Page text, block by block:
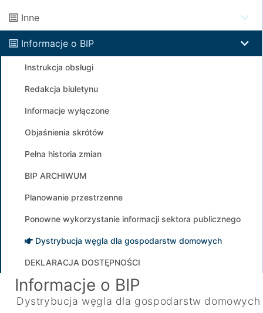
Inne
Informacje o BIP
Instrukcja obsługi
Redakcja biuletynu
Informacje wyłączone
Objaśnienia skrótów
Pełna historia zmian
BIP ARCHIWUM
Planowanie przestrzenne
Ponowne wykorzystanie informacji sektora publicznego
Dystrybucja węgla dla gospodarstw domowych
DEKLARACJA DOSTĘPNOŚCI
Informacje o BIP
Dystrybucja węgla dla gospodarstw domowych